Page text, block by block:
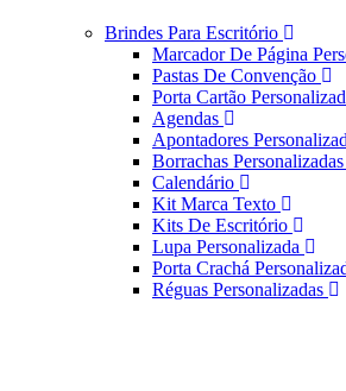
Brindes Para Escritório
Marcador De Página
Pastas De Convenção
Porta Cartão
Agendas
Apontadores
Borrachas Personalizadas
Calendário
Kit Marca Texto
Kits De Escritório
Lupa Personalizada
Porta Crachá
Réguas Personalizadas